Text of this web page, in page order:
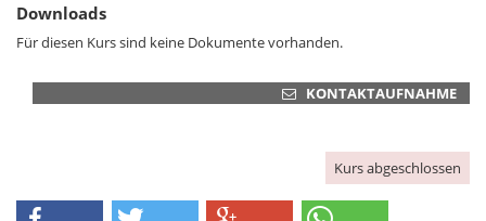
Downloads
Für diesen Kurs sind keine Dokumente vorhanden.
KONTAKTAUFNAHME
Kurs abgeschlossen